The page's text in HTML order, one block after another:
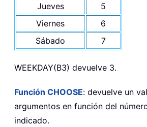
Jueves
5
Viernes
6
Sábado
7
WEEKDAY(B3) devuelve 3.
Función CHOOSE: devuelve un
argumentos en función del
indicado.